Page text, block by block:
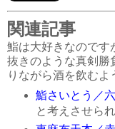
関連記事
鮨は大好きなのです
抜きのような真剣勝
りながら酒を飲むよ
鮨さいとう／
と考えさせられ